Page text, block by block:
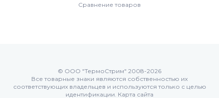
Ferroli
Сравнение товаров
© ООО "ТермоСтрим" 2008-2026
Все товарные знаки являются собственностью их
соответствующих владельцев и используются только с целью
идентификации. Карта сайта